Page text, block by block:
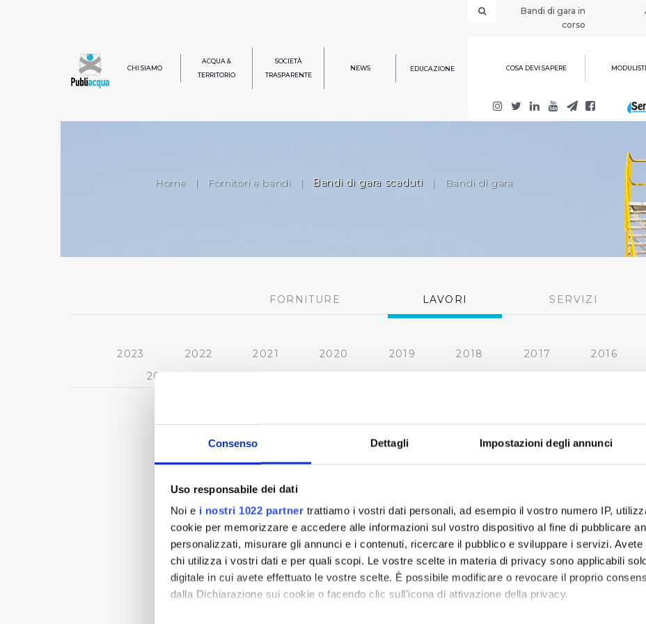
Consenso Dettagli Impostazioni degli annunci
Uso responsabile dei dati
Noi e i nostri 1022 partner trattiamo i vostri dati personali, ad esempio il vostro numero IP,
cookie per memorizzare e accedere alle informazioni sul vostro dispositivo al fine di pubblicare
personalizzati, misurare gli annunci e i contenuti, ricercare il pubblico e sviluppare i servizi.
chi utilizza i vostri dati e per quali scopi. Le vostre scelte in materia di privacy sono applicabili
digitale in cui avete effettuato le vostre scelte. È possibile modificare o revocare il proprio
dalla Dichiarazione sui cookie o facendo clic sull'icona di attivazione della privacy.
Bandi di gara in
corso
CHI SIAMO
ACQUA &
TERRITORIO
SOCIETÀ
TRASPARENTE
NEWS EDUCAZIONE COSA DEVI SAPERE
Home | Fornitori e bandi | Bandi di gara scaduti | Bandi di gara
FORNITURE LAVORI SERVIZI
2023 2022 2021 2020 2019 2018 2017 2016
2013
« prima 1 2